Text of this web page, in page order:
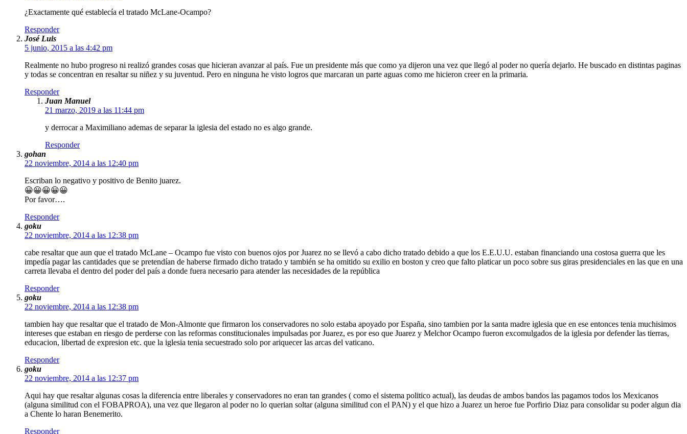
¿Exactamente qué establecía el tratado McLane-Ocampo?
Responder
José Luis
5 junio, 2015 a las 4:42 pm
Realmente no hubo progreso ni realizó grandes cosas que hicieran avanzar al país. Fue un presidente más que como ya dijeron una vez que llegó al poder no quería dejarlo. He buscado en distintas paginas
y todas se concentran en resaltar su niñez y su juventud. Pero en ninguna he visto logros que marcaran un parte aguas como me hicieron creer en la primaria.
Responder
Juan Manuel
21 marzo, 2019 a las 11:44 pm
y derrocar a Maximiliano ademas de separar la iglesia del estado no es algo grande.
Responder
gohan
22 noviembre, 2014 a las 12:40 pm
Escriban lo negativo y positivo de Benito juarez.
😀😀😀😀😀
Por favor….
Responder
goku
22 noviembre, 2014 a las 12:38 pm
cabe resaltar que aun que el tratado McLane – Ocampo fue visto con buenos ojos por Juarez no se llevó a cabo dicho tratado debido a que los E.E.U.U. estaban financiando una costosa guerra que les
impedía pagar las cantidades que se pretendían de haberse firmado dicho tratado y también se ha omitido su exilio en boston y creo que falto platicar un poco sobre sus giras presidenciales en las que en una
carreta llevaba el dentro del poder del país a donde fuera necesario para atender las necesidades de la república
Responder
goku
22 noviembre, 2014 a las 12:38 pm
tambien hay que resaltar que el tratado de Mon-Almonte que firmaron los conservadores no solo estaba apoyado por España, sino tambien por la santa madre iglesia que en ese entonces tenia muchisimos
intereses que estaban en riesgo de perderse con las reformas constitucionales impulsadas por Juarez, es por eso que Juarez y Melchor Ocampo fueron excomulgados de la iglesia por defender las tierras,
educacion, libertad de expresion etc. que la iglesia tenia secuestrado solo por ariquecer las arcas del vaticano.
Responder
goku
22 noviembre, 2014 a las 12:37 pm
Aqui hay que resaltar algunas cosas la diferencia entre liberales y conservadores no eran tan grandes ( como el sistema politico actual), las deudas de ambos bandos las pagamos todos los Mexicanos
(alguna similitud con el FOBAPROA), una vez que llegaron al poder no lo querian soltar (alguna similitud con el PAN) y el que hizo a Juarez un heroe fue Porfirio Diaz para consolidar su poder algun dia
a Chente lo haran Benemerito.
Responder